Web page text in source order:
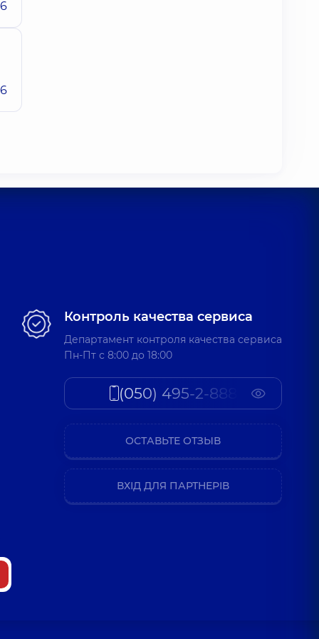
Контроль качества сервиса
Департамент контроля качества сервиса
Пн-Пт c 8:00 до 18:00
(050) 495-2-888
ОСТАВЬТЕ ОТЗЫВ
ВХІД ДЛЯ ПАРТНЕРІВ